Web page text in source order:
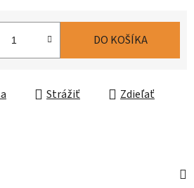
DO KOŠÍKA
Strážiť Zdieľať